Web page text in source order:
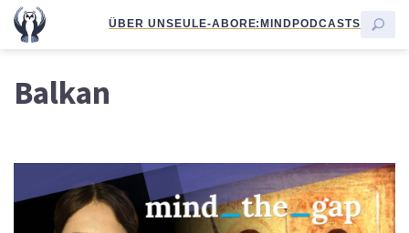
ÜBER UNSEULE-ABORE:MINDPODCASTS
Balkan